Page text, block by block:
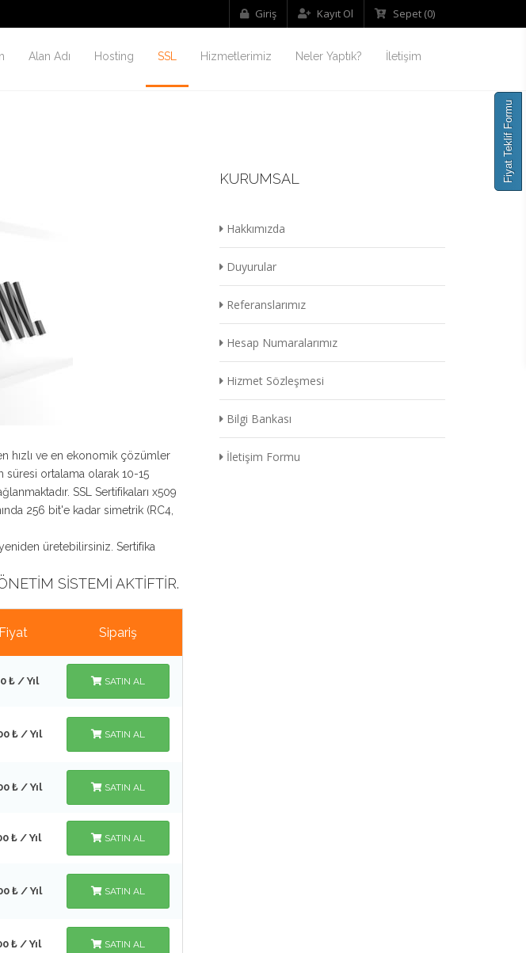
Giriş Kayıt Ol Sepet (0)
Alan Adı Hosting SSL Hizmetlerimiz Neler Yaptık? İletişim
hızlı ve en ekonomik çözümler
süresi ortalama olarak 10-15
SSL Sertifikaları x509
256 bit'e kadar simetrik (RC4,
üretebilirsiniz. Sertifika
SISTEMI AKTIFTIR.
Fiyat Sipariş
₺ / Yıl SATIN AL
₺ / Yıl SATIN AL
₺ / Yıl SATIN AL
₺ / Yıl SATIN AL
₺ / Yıl SATIN AL
₺ / Yıl SATIN AL
KURUMSAL
Hakkımızda
Duyurular
Referanslarımız
Hesap Numaralarımız
Hizmet Sözleşmesi
Bilgi Bankası
İletişim Formu
Fiyat Teklif Formu